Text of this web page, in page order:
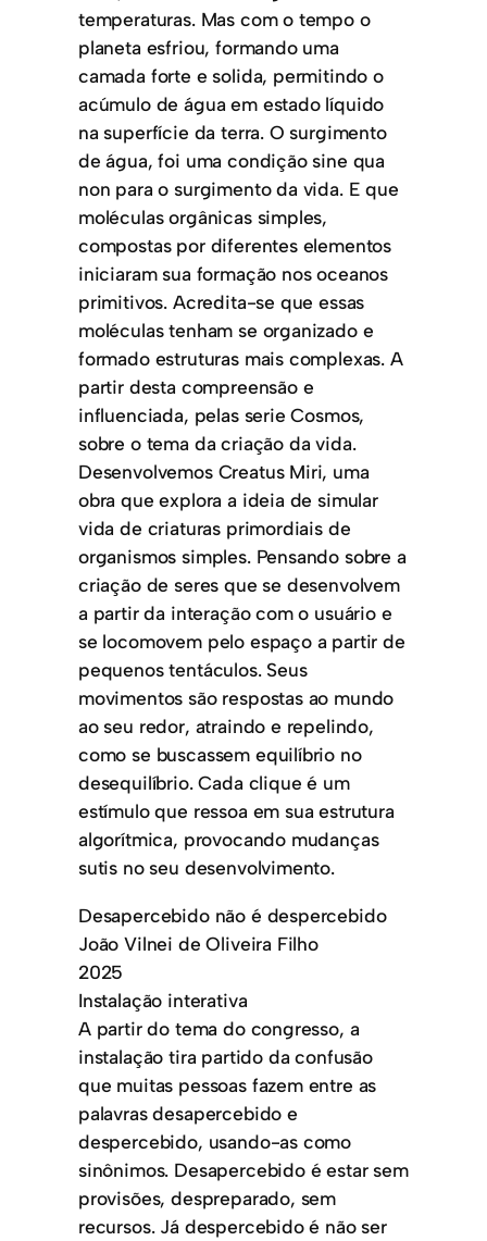
temperaturas. Mas com o tempo o
planeta esfriou, formando uma
camada forte e solida, permitindo o
acúmulo de água em estado líquido
na superfície da terra. O surgimento
de água, foi uma condição sine qua
non para o surgimento da vida. E que
moléculas orgânicas simples,
compostas por diferentes elementos
iniciaram sua formação nos oceanos
primitivos. Acredita-se que essas
moléculas tenham se organizado e
formado estruturas mais complexas. A
partir desta compreensão e
influenciada, pelas serie Cosmos,
sobre o tema da criação da vida.
Desenvolvemos Creatus Miri, uma
obra que explora a ideia de simular
vida de criaturas primordiais de
organismos simples. Pensando sobre a
criação de seres que se desenvolvem
a partir da interação com o usuário e
se locomovem pelo espaço a partir de
pequenos tentáculos. Seus
movimentos são respostas ao mundo
ao seu redor, atraindo e repelindo,
como se buscassem equilíbrio no
desequilíbrio. Cada clique é um
estímulo que ressoa em sua estrutura
algorítmica, provocando mudanças
sutis no seu desenvolvimento.
Desapercebido não é despercebido
João Vilnei de Oliveira Filho
2025
Instalação interativa
A partir do tema do congresso, a
instalação tira partido da confusão
que muitas pessoas fazem entre as
palavras desapercebido e
despercebido, usando-as como
sinônimos. Desapercebido é estar sem
provisões, despreparado, sem
recursos. Já despercebido é não ser